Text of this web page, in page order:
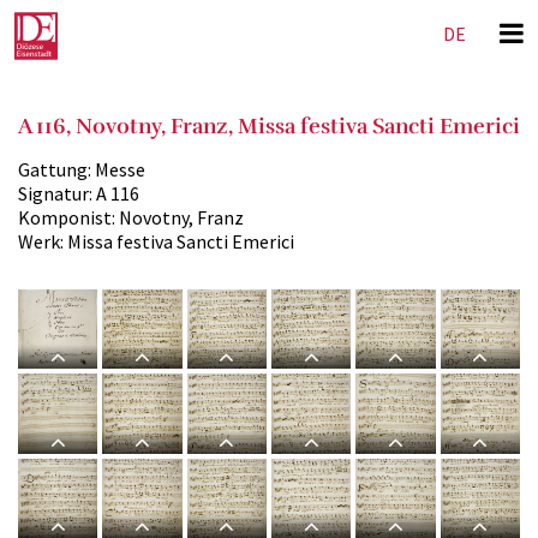
DE
A 116, Novotny, Franz, Missa festiva Sancti Emerici
Gattung: Messe
Signatur: A 116
Komponist: Novotny, Franz
Werk: Missa festiva Sancti Emerici
A 116,
F.
Novotni,
Missa
Festiva
Sancti
Emerici,
A 116,
F.
Novotni,
Missa
Festiva
Sancti
Emerici,
A 116,
F.
Novotni,
Missa
Festiva
Sancti
Emerici,
A 116,
F.
Novotni,
Missa
Festiva
Sancti
Emerici,
A 116,
F.
Novotni,
Missa
Festiva
Sancti
Emerici,
A 116,
F.
Novotni,
Missa
Festiva
Sancti
Emerici,
A 116,
F.
Novotni,
A 116,
F.
Novotni,
A 116,
F.
Novotni,
A 116,
F.
Novotni,
A 116,
F.
Novotni,
A 116,
F.
Novotni,